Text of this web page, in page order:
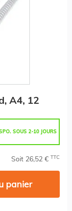
A4, 12
SOUS 2-10 JOURS
Soit 26,52 € TTC
panier